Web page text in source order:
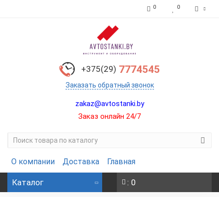
0 0
+375(29) 7774545
Заказать обратный звонок
zakaz@avtostanki.by
Заказ онлайн 24/7
О компании Доставка Главная
Каталог : 0